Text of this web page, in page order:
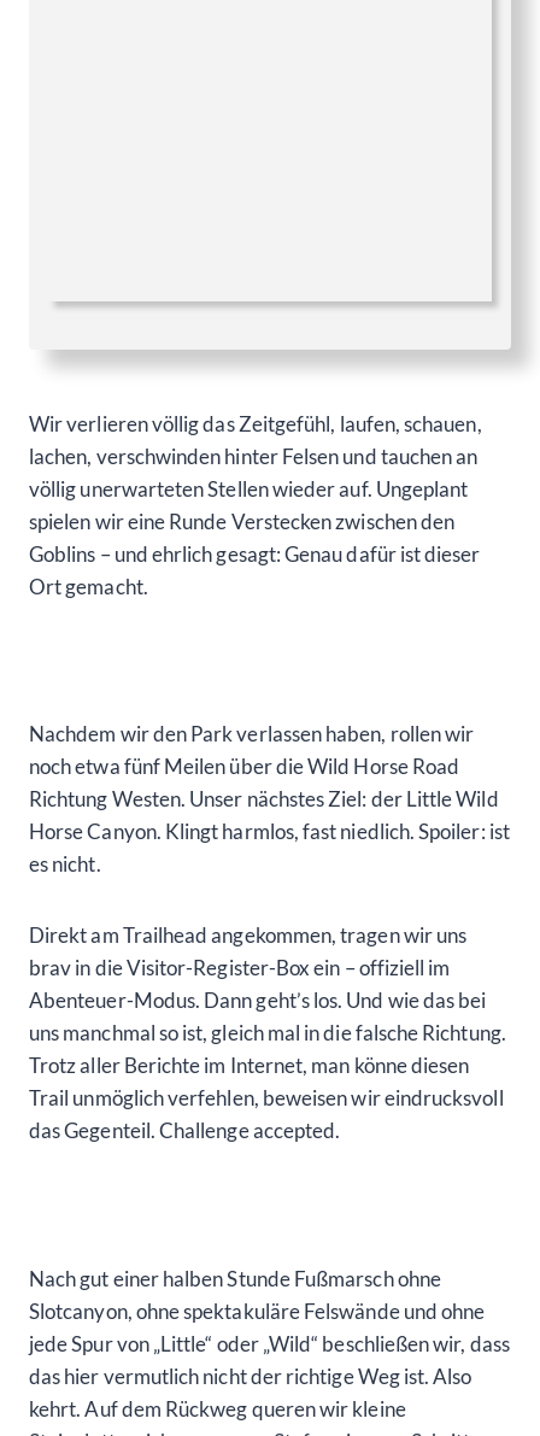
Wir verlieren völlig das Zeitgefühl, laufen, schauen,
lachen, verschwinden hinter Felsen und tauchen an
völlig unerwarteten Stellen wieder auf. Ungeplant
spielen wir eine Runde Verstecken zwischen den
Goblins – und ehrlich gesagt: Genau dafür ist dieser
Ort gemacht.
Nachdem wir den Park verlassen haben, rollen wir
noch etwa fünf Meilen über die Wild Horse Road
Richtung Westen. Unser nächstes Ziel: der Little Wild
Horse Canyon. Klingt harmlos, fast niedlich. Spoiler: ist
es nicht.
Direkt am Trailhead angekommen, tragen wir uns
brav in die Visitor-Register-Box ein – offiziell im
Abenteuer-Modus. Dann geht’s los. Und wie das bei
uns manchmal so ist, gleich mal in die falsche Richtung.
Trotz aller Berichte im Internet, man könne diesen
Trail unmöglich verfehlen, beweisen wir eindrucksvoll
das Gegenteil. Challenge accepted.
Nach gut einer halben Stunde Fußmarsch ohne
Slotcanyon, ohne spektakuläre Felswände und ohne
jede Spur von „Little“ oder „Wild“ beschließen wir, dass
das hier vermutlich nicht der richtige Weg ist. Also
kehrt. Auf dem Rückweg queren wir kleine